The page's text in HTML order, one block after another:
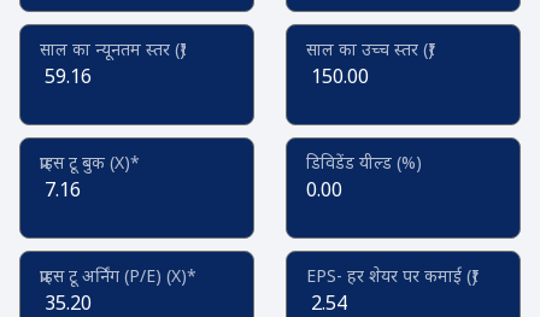
साल का न्यूनतम स्तर (₹)
59.16
साल का उच्च स्तर (₹)
150.00
प्राइस टू बुक (X)*
7.16
डिविडेंड यील्ड (%)
0.00
प्राइस टू अर्निंग (P/E) (X)*
35.20
EPS- हर शेयर पर कमाई (₹)
2.54